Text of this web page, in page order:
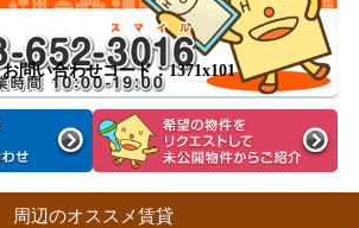
お問い合わせコード：1371x101
周辺のオススメ賃貸